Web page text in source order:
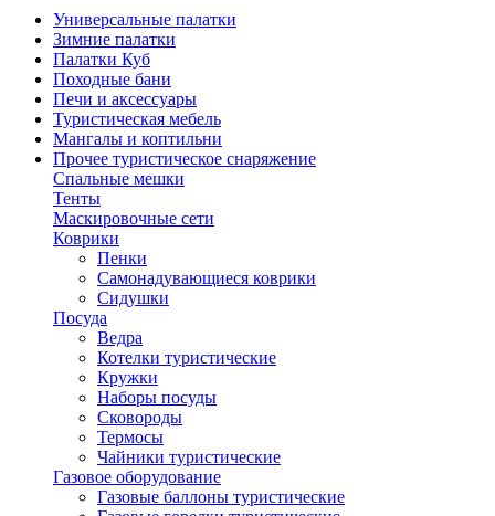
Универсальные палатки
Зимние палатки
Палатки Куб
Походные бани
Печи и аксессуары
Туристическая мебель
Мангалы и коптильни
Прочее туристическое снаряжение
Спальные мешки
Тенты
Маскировочные сети
Коврики
Пенки
Самонадувающиеся коврики
Сидушки
Посуда
Ведра
Котелки туристические
Кружки
Наборы посуды
Сковороды
Термосы
Чайники туристические
Газовое оборудование
Газовые баллоны туристические